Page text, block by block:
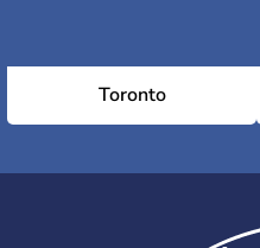
Toronto